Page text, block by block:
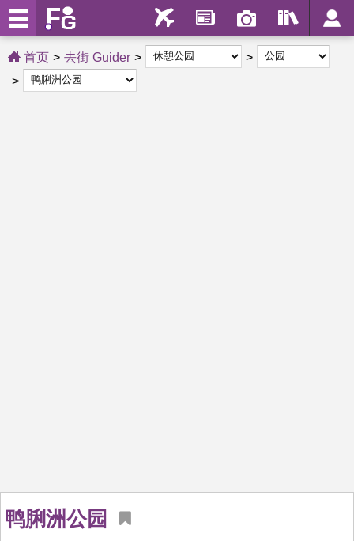
首页 去街 Guider
鸭脷洲公园